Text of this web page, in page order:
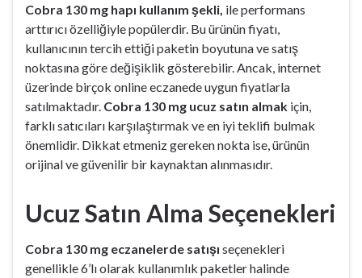
Cobra 130 mg hapı kullanım şekli, ile performans
arttırıcı özelliğiyle popülerdir. Bu ürünün fiyatı,
kullanıcının tercih ettiği paketin boyutuna ve satış
noktasına göre değişiklik gösterebilir. Ancak, internet
üzerinde birçok online eczanede uygun fiyatlarla
satılmaktadır. Cobra 130 mg ucuz satın almak için,
farklı satıcıları karşılaştırmak ve en iyi teklifi bulmak
önemlidir. Dikkat etmeniz gereken nokta ise, ürünün
orijinal ve güvenilir bir kaynaktan alınmasıdır.
Ucuz Satın Alma Seçenekleri
Cobra 130 mg eczanelerde satışı seçenekleri
genellikle 6’lı olarak kullanımlık paketler halinde